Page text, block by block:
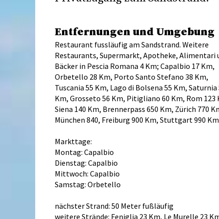
Entfernungen und Umgebung
Restaurant fussläufig am Sandstrand. Weitere
Restaurants, Supermarkt, Apotheke, Alimentari
Bäcker in Pescia Romana 4 Km; Capalbio 17 Km,
Orbetello 28 Km, Porto Santo Stefano 38 Km,
Tuscania 55 Km, Lago di Bolsena 55 Km, Saturnia
Km, Grosseto 56 Km, Pitigliano 60 Km, Rom 123
Siena 140 Km, Brennerpass 650 Km, Zürich 770
München 840, Freiburg 900 Km, Stuttgart 990 Km
Markttage:
Montag: Capalbio
Dienstag: Capalbio
Mittwoch: Capalbio
Samstag: Orbetello
nächster Strand: 50 Meter fußläufig
weitere Strände: Feniglia 23 Km, Le Murelle 23